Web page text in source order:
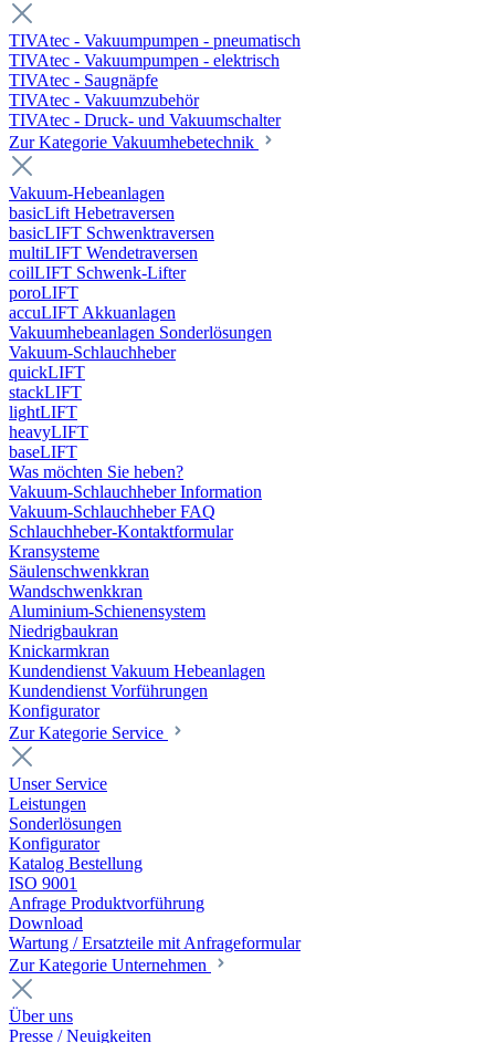
TIVAtec - Vakuumpumpen - pneumatisch
TIVAtec - Vakuumpumpen - elektrisch
TIVAtec - Saugnäpfe
TIVAtec - Vakuumzubehör
TIVAtec - Druck- und Vakuumschalter
Zur Kategorie Vakuumhebetechnik
Vakuum-Hebeanlagen
basicLift Hebetraversen
basicLIFT Schwenktraversen
multiLIFT Wendetraversen
coilLIFT Schwenk-Lifter
poroLIFT
accuLIFT Akkuanlagen
Vakuumhebeanlagen Sonderlösungen
Vakuum-Schlauchheber
quickLIFT
stackLIFT
lightLIFT
heavyLIFT
baseLIFT
Was möchten Sie heben?
Vakuum-Schlauchheber Information
Vakuum-Schlauchheber FAQ
Schlauchheber-Kontaktformular
Kransysteme
Säulenschwenkkran
Wandschwenkkran
Aluminium-Schienensystem
Niedrigbaukran
Knickarmkran
Kundendienst Vakuum Hebeanlagen
Kundendienst Vorführungen
Konfigurator
Zur Kategorie Service
Unser Service
Leistungen
Sonderlösungen
Konfigurator
Katalog Bestellung
ISO 9001
Anfrage Produktvorführung
Download
Wartung / Ersatzteile mit Anfrageformular
Zur Kategorie Unternehmen
Über uns
Presse / Neuigkeiten